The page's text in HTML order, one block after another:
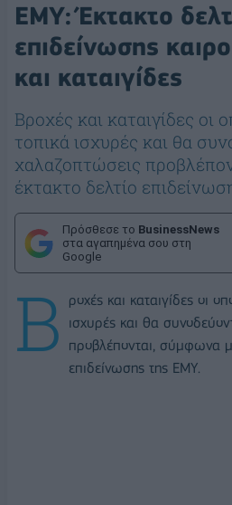
ΕΜΥ: Έκτακτο
επιδείνωσης
και καταιγίδες
Βροχές και καταιγίδες οι
τοπικά ισχυρές και θα
χαλαζοπτώσεις
έκτακτο δελτίο
Πρόσθεσε το BusinessNews
στα αγαπημένα σου στη
Google
Β
ροχές και καταιγίδες οι
ισχυρές και θα
προβλέπονται, σύμφωνα
επιδείνωσης της ΕΜΥ.